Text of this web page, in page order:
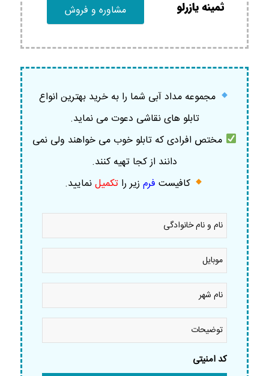
مشاوره و فروش
مجموعه مداد آبی شما را به خرید بهترین انواع
تابلو های نقاشی دعوت می نماید.
مختص افرادی که تابلو خوب می خواهند ولی نمی
دانند از کجا تهیه کنند.
کافیست فرم زیر را تکمیلنمایید.
نام
نام
خانوادگی
موبایل
نام
شهر *
توضیحات
کد امنیتی